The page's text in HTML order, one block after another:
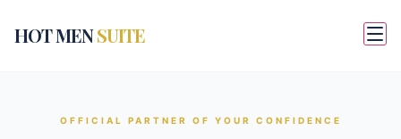
HOT MENSUITE
OFFICIAL PARTNER OF YOUR CONFIDENCE